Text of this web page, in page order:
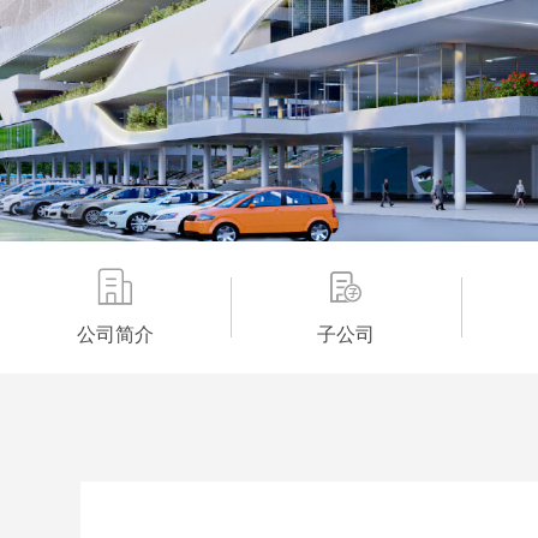
公司简介 子公司